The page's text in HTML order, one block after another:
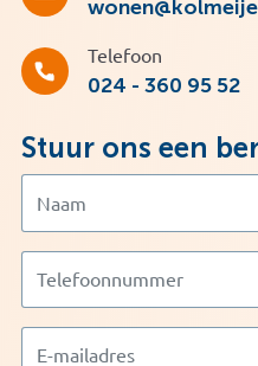
Telefoon
024 - 360 95 52
Stuur ons een